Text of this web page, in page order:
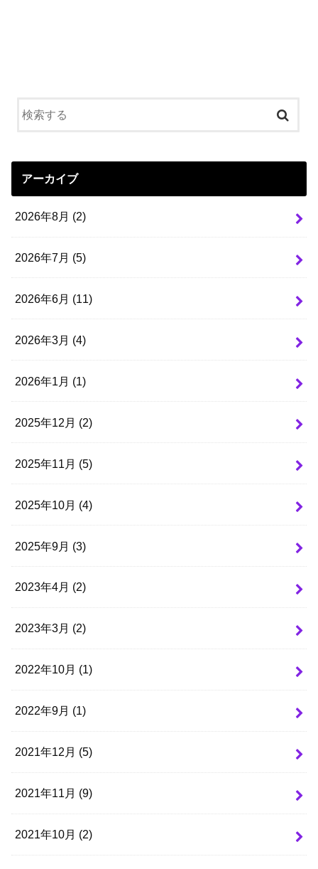
アーカイブ
2026年8月 (2)
2026年7月 (5)
2026年6月 (11)
2026年3月 (4)
2026年1月 (1)
2025年12月 (2)
2025年11月 (5)
2025年10月 (4)
2025年9月 (3)
2023年4月 (2)
2023年3月 (2)
2022年10月 (1)
2022年9月 (1)
2021年12月 (5)
2021年11月 (9)
2021年10月 (2)